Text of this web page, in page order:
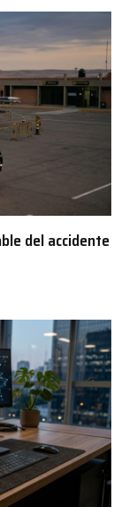
del accidente